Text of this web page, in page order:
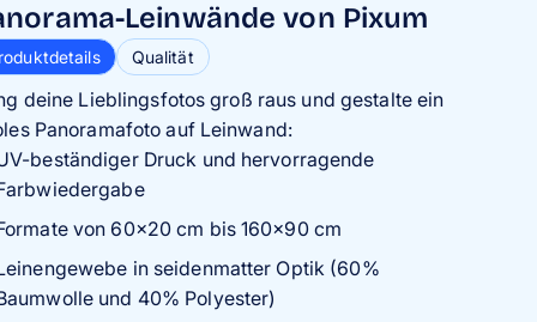
Leinwände von Pixum
Qualität
deine Lieblingsfotos groß raus und gestalte ein
Panoramafoto auf Leinwand:
beständiger Druck und hervorragende
von 60×20 cm bis 160×90 cm
in seidenmatter Optik (60%
und 40% Polyester)
Leinwände von Pixum
Qualität
Pixum legen wir größten Wert auf Qualität und
Deine Panorama-Leinwand wird aus
Materialien gefertigt und durch
Druckverfahren mit deinem Bild bedruckt.
Produkte durchlaufen erprobte
Anliegen hast, steht dir unser
gerne zur Seite.